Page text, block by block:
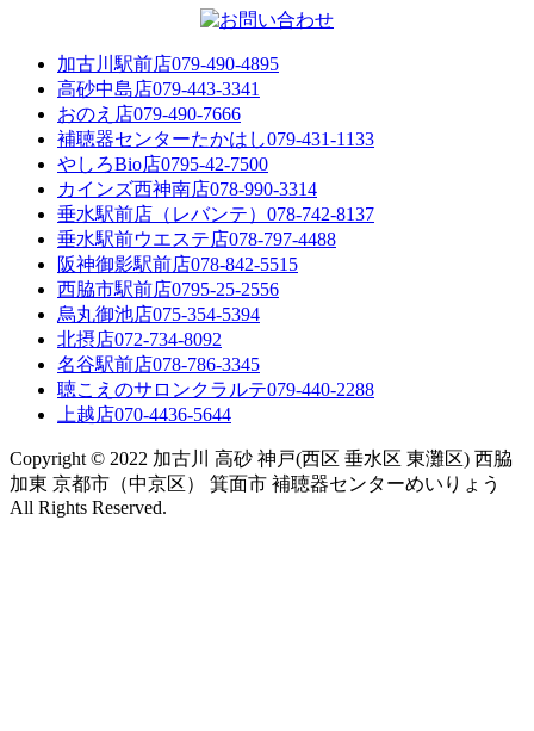
加古川駅前店079-490-4895
高砂中島店079-443-3341
おのえ店079-490-7666
補聴器センターたかはし079-431-1133
やしろBio店0795-42-7500
カインズ西神南店078-990-3314
垂水駅前店（レバンテ） 078-742-8137
垂水駅前ウエステ店078-797-4488
阪神御影駅前店078-842-5515
西脇市駅前店0795-25-2556
烏丸御池店075-354-5394
北摂店072-734-8092
名谷駅前店078-786-3345
聴こえのサロンクラルテ079-440-2288
上越店070-4436-5644
Copyright © 2022 加古川 高砂 神戸(西区 垂水区 東灘区) 西脇
加東 京都市（中京区） 箕面市 補聴器センターめいりょう
All Rights Reserved.